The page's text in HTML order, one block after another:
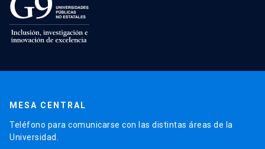
MESA CENTRAL
Teléfono para comunicarse con las distintas áreas de la
Universidad.